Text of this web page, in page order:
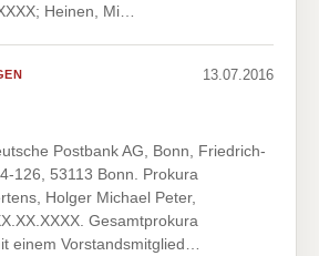
Heinen, Mi…
13.07.2016
Postbank AG, Bonn, Friedrich-
126, 53113 Bonn. Prokura
Holger Michael Peter,
Gesamtprokura
einem Vorstandsmitglied…